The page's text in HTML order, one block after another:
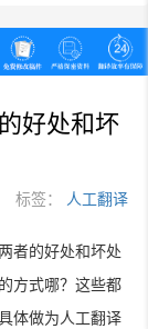
好处和坏
标签： 人工翻译
者的好处和坏处
方式哪？这些都
体做为人工翻译